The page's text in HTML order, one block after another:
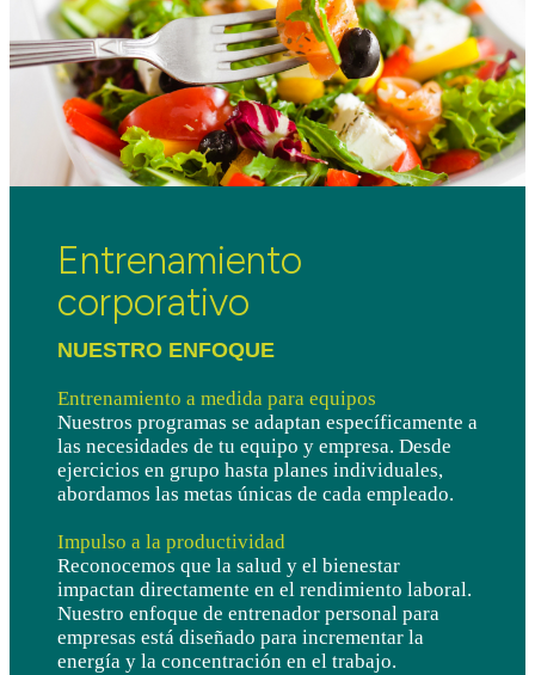
Entrenamiento
corporativo
NUESTRO ENFOQUE
Entrenamiento a medida para equipos
Nuestros programas se adaptan específicamente a
las necesidades de tu equipo y empresa. Desde
ejercicios en grupo hasta planes individuales,
abordamos las metas únicas de cada empleado.
Impulso a la productividad
Reconocemos que la salud y el bienestar
impactan directamente en el rendimiento laboral.
Nuestro enfoque de entrenador personal para
empresas está diseñado para incrementar la
energía y la concentración en el trabajo.